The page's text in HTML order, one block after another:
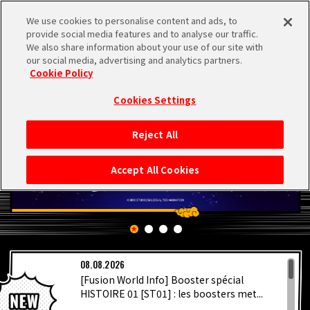
MEN
ACCUEIL
NEWS
À NE PAS MANQUER
VIDÉOS
08.08.2026
[Fusion World Info] Booster spécial
HISTOIRE 01 [ST01] : les boosters met...
We use cookies to personalise content and ads, to
provide social media features and to analyse our traffic.
We also share information about your use of our site with
our social media, advertising and analytics partners.
Cookie Policy
Cookies Settings
Reject All
Accept All Cookies